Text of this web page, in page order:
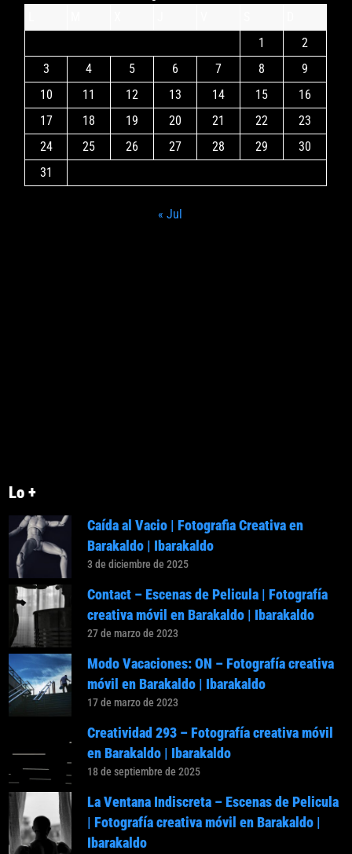
1
2
3
4 5 6 7 8
9
10
11 12 13 14 15
16
17
18 19 20 21 22
23
24
25 26 27 28 29
30
31
« Jul
Lo +
Caída al Vacio | Fotografia Creativa en
Barakaldo | Ibarakaldo
3 de diciembre de 2025
Contact – Escenas de Pelicula | Fotografía
creativa móvil en Barakaldo | Ibarakaldo
27 de marzo de 2023
Modo Vacaciones: ON – Fotografía creativa
móvil en Barakaldo | Ibarakaldo
17 de marzo de 2023
Creatividad 293 – Fotografía creativa móvil
en Barakaldo | Ibarakaldo
18 de septiembre de 2025
La Ventana Indiscreta – Escenas de Pelicula
| Fotografía creativa móvil en Barakaldo |
Ibarakaldo